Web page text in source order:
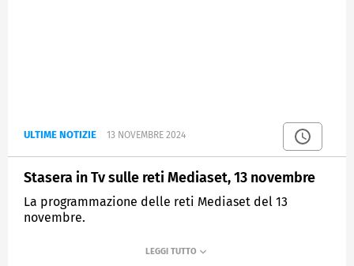
ULTIME NOTIZIE 13 NOVEMBRE 2024
Stasera in Tv sulle reti Mediaset, 13 novembre
La programmazione delle reti Mediaset del 13
novembre.
TGCOM24